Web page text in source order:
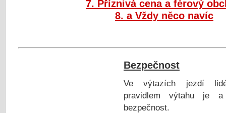
7. Příznivá cena a férový
8. a Vždy něco navíc
Bezpečnost
Ve výtazích jezdí
pravidlem výtahu je
bezpečnost.